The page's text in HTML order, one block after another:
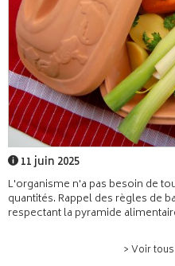
11 juin 2025
L'organisme n'a pas besoin de
quantités. Rappel des règles de
respectant la pyramide
> Voir